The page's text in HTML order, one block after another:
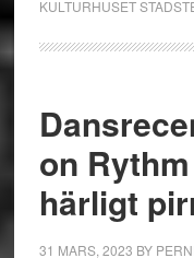
KULTURHUSET
on
härligt
31 MARS, 2023 BY